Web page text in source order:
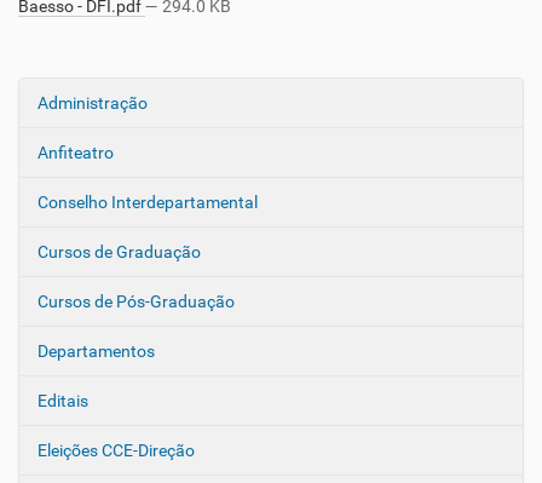
N
e
a
ç
o
Administração
Anfiteatro
Conselho Interdepartamental
Cursos de Graduação
Cursos de Pós-Graduação
Departamentos
Editais
Eleições CCE-Direção
Baesso - DFI.pdf— 294.0 KB